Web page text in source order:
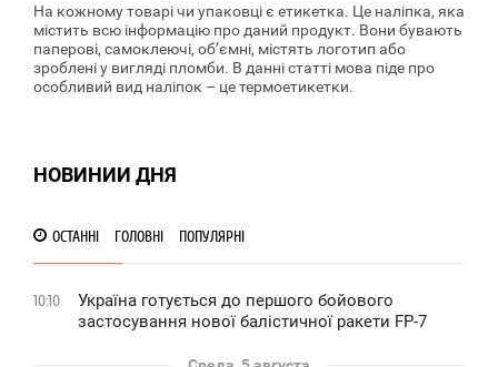
На кожному товарі чи упаковці є етикетка. Це наліпка, яка
містить всю інформацію про даний продукт. Вони бувають
паперові, самоклеючі, об’ємні, містять логотип або
зроблені у вигляді пломби. В данні статті мова піде про
особливий вид наліпок – це термоетикетки.
НОВИНИИ ДНЯ
ОСТАННІ ГОЛОВНІ ПОПУЛЯРНІ
10:10
Україна готується до першого бойового
застосування нової балістичної ракети FP-7